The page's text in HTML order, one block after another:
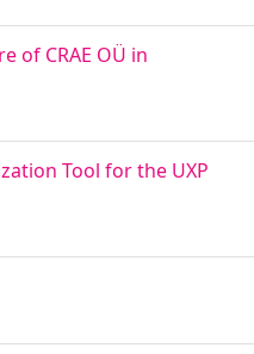
of CRAE OÜ in
Tool for the UXP